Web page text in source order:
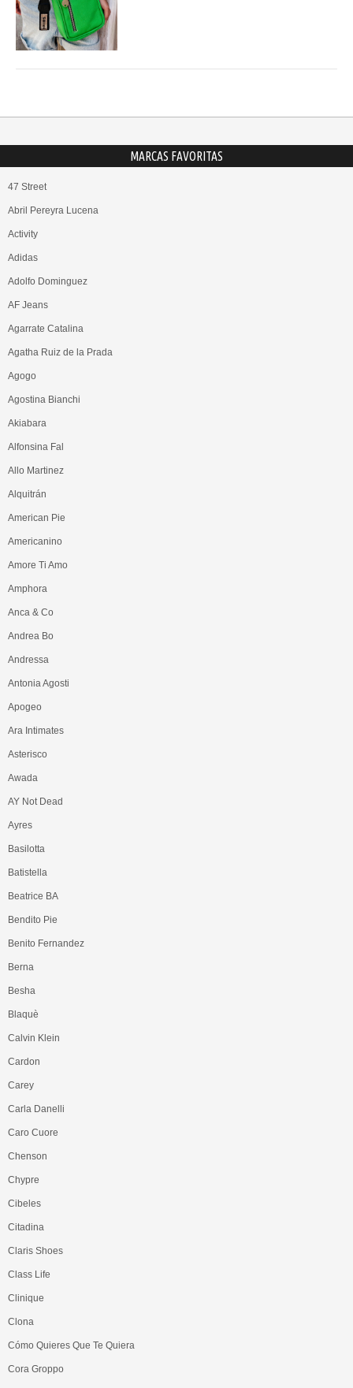
MARCAS FAVORITAS
47 Street
Abril Pereyra Lucena
Activity
Adidas
Adolfo Dominguez
AF Jeans
Agarrate Catalina
Agatha Ruiz de la Prada
Agogo
Agostina Bianchi
Akiabara
Alfonsina Fal
Allo Martinez
Alquitrán
American Pie
Americanino
Amore Ti Amo
Amphora
Anca & Co
Andrea Bo
Andressa
Antonia Agosti
Apogeo
Ara Intimates
Asterisco
Awada
AY Not Dead
Ayres
Basilotta
Batistella
Beatrice BA
Bendito Pie
Benito Fernandez
Berna
Besha
Blaquè
Calvin Klein
Cardon
Carey
Carla Danelli
Caro Cuore
Chenson
Chypre
Cibeles
Citadina
Claris Shoes
Class Life
Clinique
Clona
Cómo Quieres Que Te Quiera
Cora Groppo